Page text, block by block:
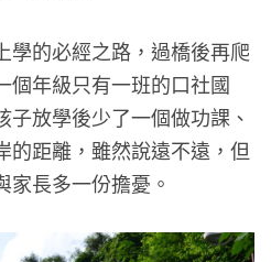
學的必經之路，過橋後再爬
個年級只有一班的口社國
放學後少了一個做功課、
的距離，雖然說遠不遠，但
長多一份擔憂。